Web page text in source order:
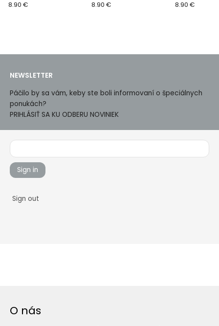
8.90 €
8.90 €
8.90 €
NEWSLETTER
Páčilo by sa vám, keby ste boli informovaní o špeciálnych
ponukách?
PRIHLÁSIŤ SA KU ODBERU NOVINIEK
Sign in
Sign out
O nás